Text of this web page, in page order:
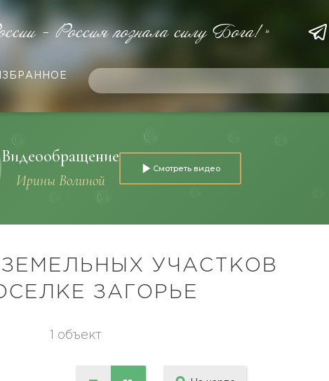
- Россия познала силу Бога!»
Видеообращение
Ирины Волиной
Смотреть видео
УЧАСТКОВ
ЗАГОРЬЕ
1 объект